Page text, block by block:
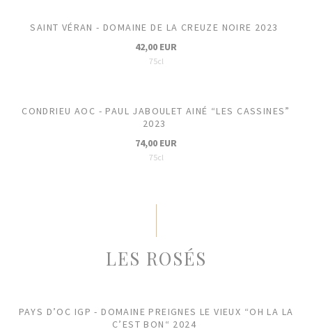
SAINT VÉRAN - DOMAINE DE LA CREUZE NOIRE 2023
42,00 EUR
75cl
CONDRIEU AOC - PAUL JABOULET AINÉ “LES CASSINES”
2023
74,00 EUR
75cl
LES ROSÉS
PAYS D’OC IGP - DOMAINE PREIGNES LE VIEUX “OH LA LA
C’EST BON“ 2024